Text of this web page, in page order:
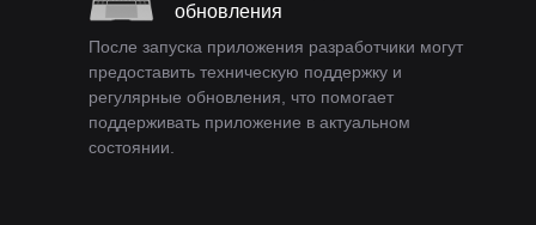
обновления
После запуска приложения разработчики могут
предоставить техническую поддержку и
регулярные обновления, что помогает
поддерживать приложение в актуальном
состоянии.